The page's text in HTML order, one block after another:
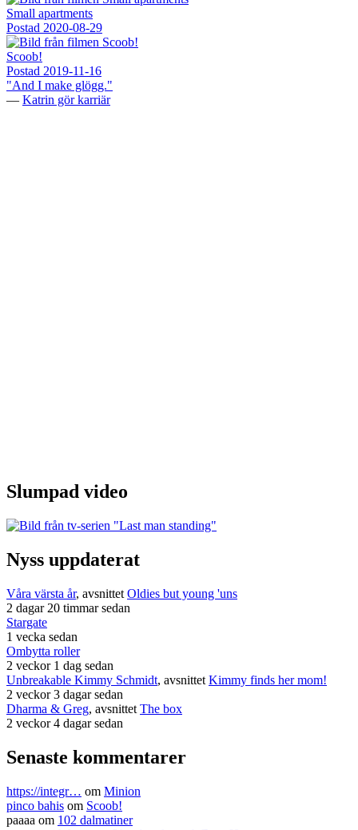
Small apartments
Postad 2020-08-29
Scoob!
Postad 2019-11-16
"And I make glögg."
— Katrin gör karriär
Slumpad video
Nyss uppdaterat
Våra värsta år, avsnittet Oldies but young 'uns
2 dagar 20 timmar sedan
Stargate
1 vecka sedan
Ombytta roller
2 veckor 1 dag sedan
Unbreakable Kimmy Schmidt, avsnittet Kimmy finds her mom!
2 veckor 3 dagar sedan
Dharma & Greg, avsnittet The box
2 veckor 4 dagar sedan
Senaste kommentarer
https://integr… om Minion
pinco bahis om Scoob!
paaaa om 102 dalmatiner